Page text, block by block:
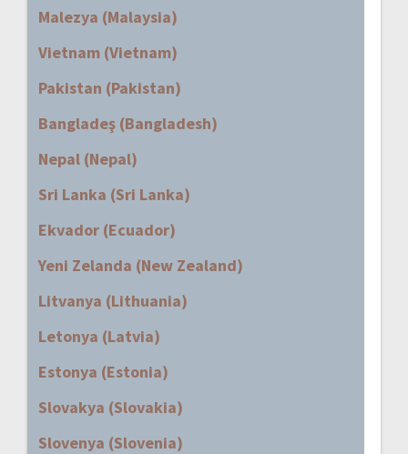
Malezya (Malaysia)
Vietnam (Vietnam)
Pakistan (Pakistan)
Bangladeş (Bangladesh)
Nepal (Nepal)
Sri Lanka (Sri Lanka)
Ekvador (Ecuador)
Yeni Zelanda (New Zealand)
Litvanya (Lithuania)
Letonya (Latvia)
Estonya (Estonia)
Slovakya (Slovakia)
Slovenya (Slovenia)